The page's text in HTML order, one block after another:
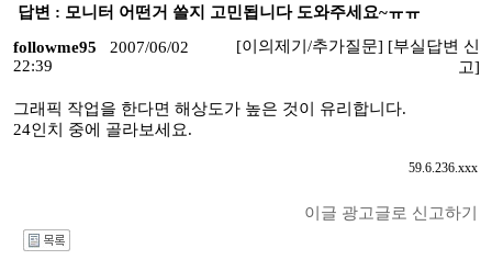
답변 : 모니터 어떤거 쓸지 고민됩니다 도와주세요~ㅠㅠ
followme95
2007/06/02
22:39
[이의제기/추가질문] [부실답변 신
고]
그래픽 작업을 한다면 해상도가 높은 것이 유리합니다.
24인치 중에 골라보세요.
59.6.236.xxx
이글 광고글로 신고하기